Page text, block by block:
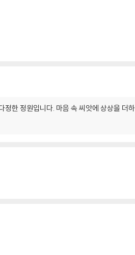
한 정원입니다. 마음 속 씨앗에 상상을 더